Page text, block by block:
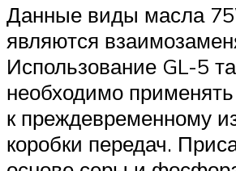
Данные виды масла
являются
Использование GL-5
необходимо
к преждевременному
коробки передач.